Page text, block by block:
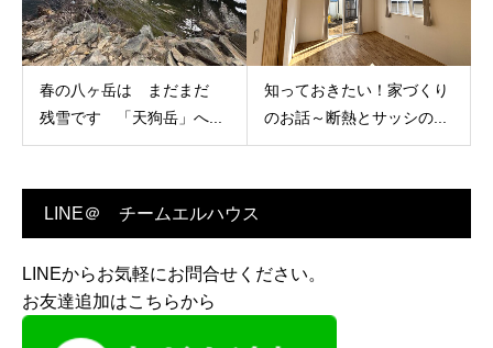
春の八ヶ岳は まだまだ
残雪です 「天狗岳」へ...
知っておきたい！家づくり
のお話～断熱とサッシの...
LINE＠ チームエルハウス
LINEからお気軽にお問合せください。
お友達追加はこちらから